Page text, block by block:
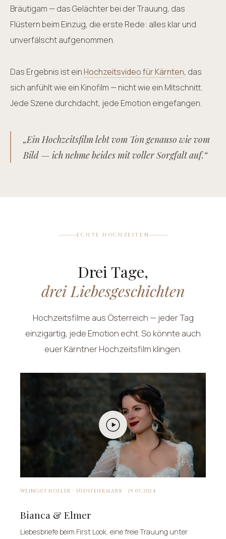
Bräutigam — das Gelächter bei der Trauung, das
Flüstern beim Einzug, die erste Rede: alles klar und
unverfälscht aufgenommen.
Das Ergebnis ist einHochzeitsvideo für Kärnten, das
sich anfühlt wie ein Kinofilm — nicht wie ein Mitschnitt.
Jede Szene durchdacht, jede Emotion eingefangen.
„Ein Hochzeitsfilm lebt vom Ton genauso wie vom
Bild — ich nehme beides mit voller Sorgfalt auf.“
ECHTE HOCHZEITEN
Drei Tage,
drei Liebesgeschichten
Hochzeitsfilme aus Österreich — jeder Tag
einzigartig, jede Emotion echt. So könnte auch
euer Kärntner Hochzeitsfilm klingen.
WEINGUT HOLLER · SÜDSTEIERMARK · 29.05.2024
Bianca & Elmer
Liebesbriefe beim First Look, eine freie Trauung unter